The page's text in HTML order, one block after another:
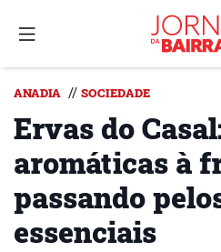
ANADIA // SOCIEDADE
Ervas do
aromáticas à
passando
essenciais